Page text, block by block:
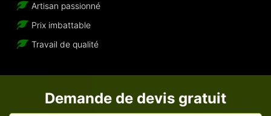
Artisan passionné
Prix imbattable
Travail de qualité
Demande de devis gratuit